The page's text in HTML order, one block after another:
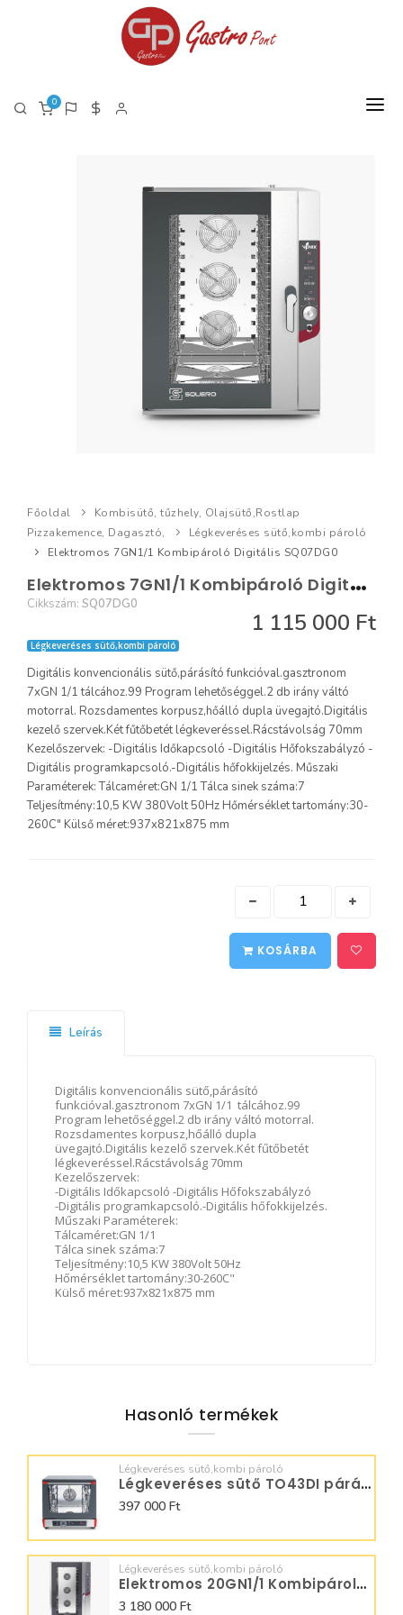
0
Főoldal
Kombisütő, tűzhely, Olajsütő,Rostlap
Pizzakemence, Dagasztó,
Légkeveréses sütő,kombi pároló
Elektromos 7GN1/1 Kombipároló Digitális SQ07DG0
E
lektromos 7GN1/1 Kombipároló Digitális SQ07DG0
Cikkszám: SQ07DG0
1 115 000 Ft
Légkeveréses sütő,kombi pároló
Digitális konvencionális sütő,párásító funkcióval.gasztronom
7xGN 1/1 tálcához.99 Program lehetőséggel.2 db irány váltó
motorral. Rozsdamentes korpusz,hőálló dupla üvegajtó.Digitális
kezelő szervek.Két fűtőbetét légkeveréssel.Rácstávolság 70mm
Kezelőszervek: -Digitális Időkapcsoló -Digitális Hőfokszabályzó -
Digitális programkapcsoló.-Digitális hőfokkijelzés. Műszaki
Paraméterek: Tálcaméret:GN 1/1 Tálca sinek száma:7
Teljesítmény:10,5 KW 380Volt 50Hz Hőmérséklet tartomány:30-
260C" Külső méret:937x821x875 mm
KOSÁRBA
Leírás
Digitális konvencionális sütő,párásító
funkcióval.gasztronom 7xGN 1/1 tálcához.99
Program lehetőséggel.2 db irány váltó motorral.
Rozsdamentes korpusz,hőálló dupla
üvegajtó.Digitális kezelő szervek.Két fűtőbetét
légkeveréssel.Rácstávolság 70mm
Kezelőszervek:
-Digitális Időkapcsoló -Digitális Hőfokszabályzó
-Digitális programkapcsoló.-Digitális hőfokkijelzés.
Műszaki Paraméterek:
Tálcaméret:GN 1/1
Tálca sinek száma:7
Teljesítmény:10,5 KW 380Volt 50Hz
Hőmérséklet tartomány:30-260C"
Külső méret:937x821x875 mm
Hasonló termékek
Légkeveréses sütő,kombi pároló
Légkeveréses sütő TO43DI párásitással
397 000 Ft
Légkeveréses sütő,kombi pároló
Elektromos 20GN1/1 Kombipároló Manuális SQ40M0N0
3 180 000 Ft